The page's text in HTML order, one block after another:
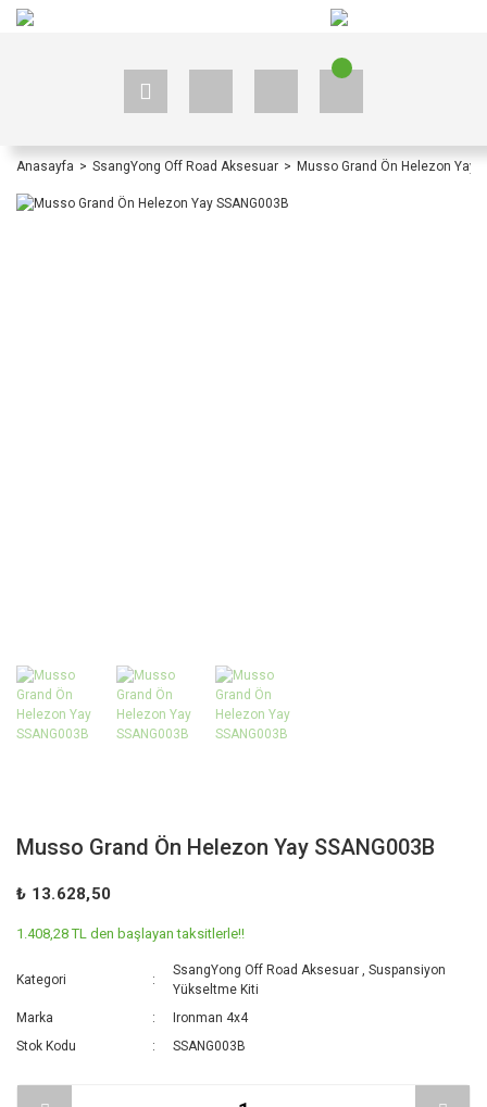
Anasayfa SsangYong Off Road Aksesuar Musso Grand Ön Helezon Yay
Musso Grand Ön Helezon Yay SSANG003B
₺ 13.628,50
1.408,28 TL den başlayan taksitlerle!!
Kategori
SsangYong Off Road Aksesuar ,Suspansiyon
Yükseltme Kiti
Marka
Ironman 4x4
Stok Kodu
SSANG003B